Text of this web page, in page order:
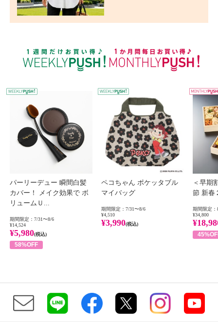
WEEKLY PUSH
パーリーデュー 瞬間白髪
カバー！ メイク効果で ボ
リュームＵ...
期間限定：7/31〜8/6
¥14,524
¥5,980(税込)
58%OFF
ペコちゃん ポケッタブル
マイバッグ
期間限定：7/31〜8/6
¥4,510
¥3,990(税込)
＜早期
節 新春
期間限定：
¥34,800